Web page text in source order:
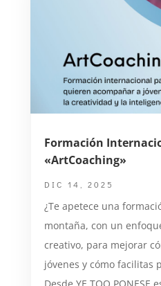
Formación
«ArtCoaching»
DIC 14, 2025
¿Te apetece una
montaña, con un
creativo, para mejorar
jóvenes y cómo facilitas
Desde YE TOO PONESE